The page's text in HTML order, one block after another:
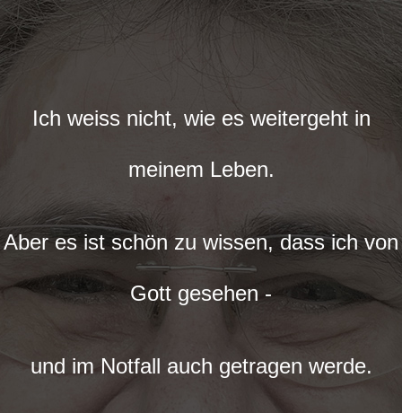
Ich weiss nicht, wie es weitergeht in
meinem Leben.
Aber es ist schön zu wissen, dass ich von
Gott gesehen -
und im Notfall auch getragen werde.